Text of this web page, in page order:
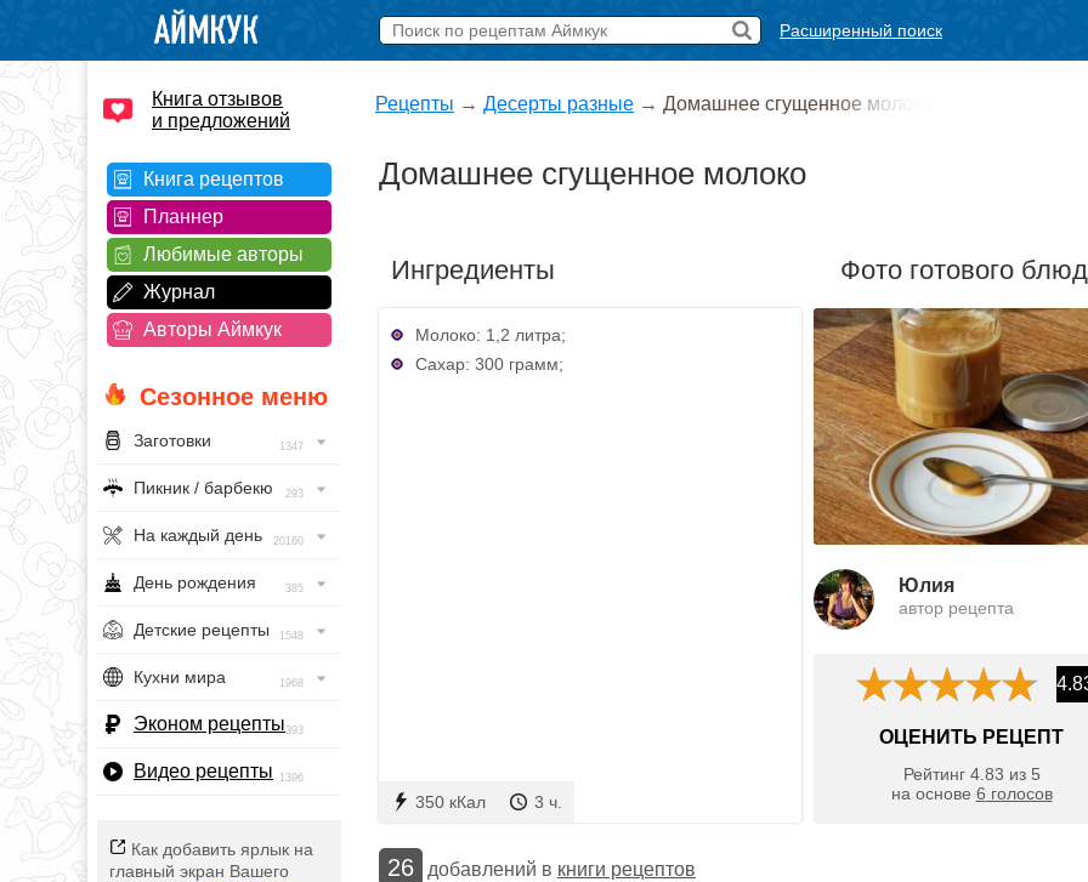
Расширенный поиск
Книга отзывов
и предложений
Книга рецептов
Планнер
Любимые авторы
Журнал
Авторы Аймкук
Сезонное меню
Заготовки 1347
Пикник / барбекю 293
На каждый день 20160
День рождения 385
Детские рецепты 1548
Кухни мира 1968
Эконом рецепты393
Видео рецепты 1396
Как добавить ярлык на
главный экран Вашего
Рецепты → Десерты разные → Домашнее сгущенное молоко
Домашнее сгущенное молоко
Ингредиенты
Молоко: 1,2 литра;
Сахар: 300 грамм;
350 кКал 3 ч.
Фото готового
Юлия
автор рецепта
ОЦЕНИТЬ РЕЦЕПТ
Рейтинг 4.83 из 5
на основе 6 голосов
26 добавлений в книги рецептов